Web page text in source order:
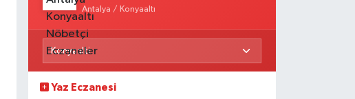
Antalya / Konyaaltı
Yaz Eczanesi